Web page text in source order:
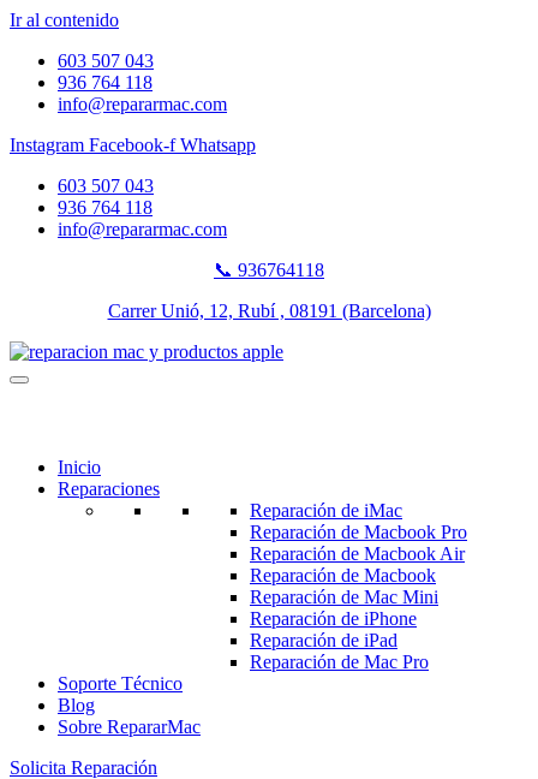
Ir al contenido
603 507 043
936 764 118
info@repararmac.com
Instagram Facebook-f Whatsapp
603 507 043
936 764 118
info@repararmac.com
📞 936764118
Carrer Unió, 12, Rubí , 08191 (Barcelona)
Inicio
Reparaciones
Reparación de iMac
Reparación de Macbook Pro
Reparación de Macbook Air
Reparación de Macbook
Reparación de Mac Mini
Reparación de iPhone
Reparación de iPad
Reparación de Mac Pro
Soporte Técnico
Blog
Sobre RepararMac
Solicita Reparación